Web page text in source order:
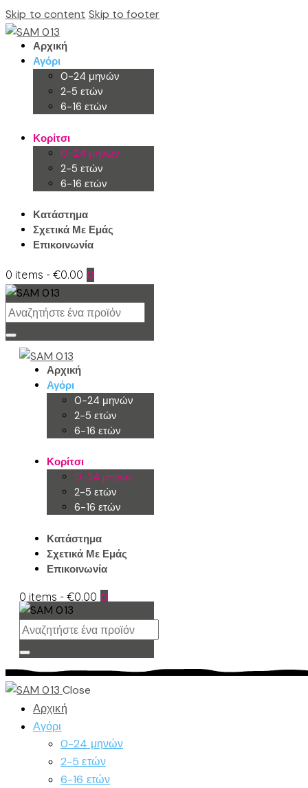
Skip to content Skip to footer
Αρχική
Αγόρι
0-24 μηνών
2-5 ετών
6-16 ετών
Κορίτσι
0-24 μηνών
2-5 ετών
6-16 ετών
Κατάστημα
Σχετικά Με Εμάς
Επικοινωνία
0 items -€0.00 0
Αρχική
Αγόρι
0-24 μηνών
2-5 ετών
6-16 ετών
Κορίτσι
0-24 μηνών
2-5 ετών
6-16 ετών
Κατάστημα
Σχετικά Με Εμάς
Επικοινωνία
0 items -€0.00 0
Close
Αρχική
Αγόρι
0-24 μηνών
2-5 ετών
6-16 ετών